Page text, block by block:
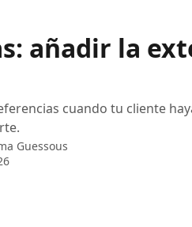
añadir la
cuando tu cliente
Guessous